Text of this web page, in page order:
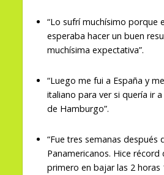
“Lo sufrí muchísimo porque
esperaba hacer un buen
muchísima expectativa”.
“Luego me fui a España y
italiano para ver si quería ir
de Hamburgo”.
“Fue tres semanas después
Panamericanos. Hice récord
primero en bajar las 2 horas